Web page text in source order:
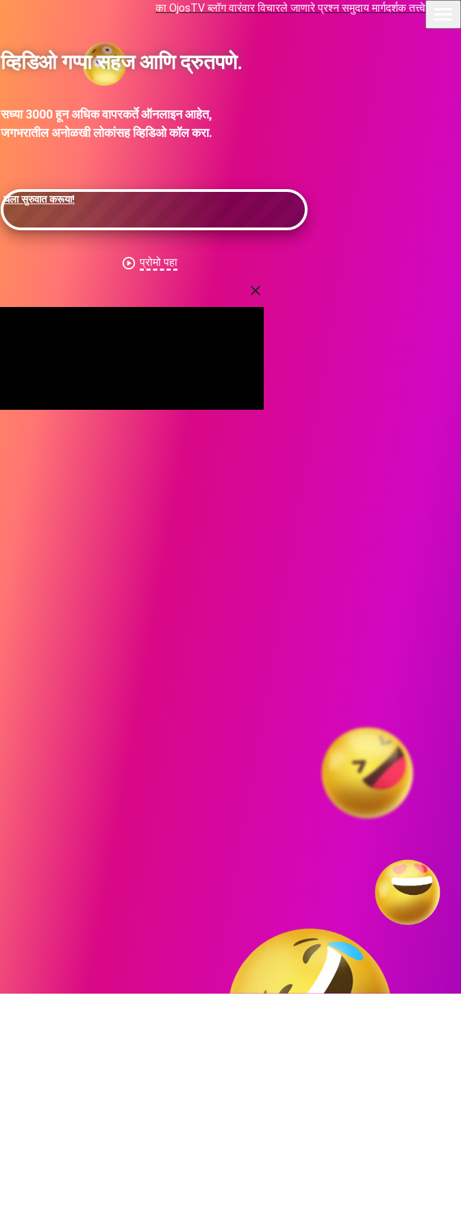
का OjosTV ब्लॉग वारंवार विचारले जाणारे प्रश्न समुदाय मार्गदर्शक तत्त्वे
व्हिडिओ गप्पा सहज आणि द्रुतपणे.
सध्या 3000 हून अधिक वापरकर्ते ऑनलाइन आहेत,
जगभरातील अनोळखी लोकांसह व्हिडिओ कॉल करा.
चला सुरुवात करूया!
प्रोमो पहा